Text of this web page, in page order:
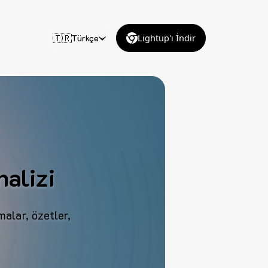
🇹🇷Türkçe Lightup'ı İndir
özetler,